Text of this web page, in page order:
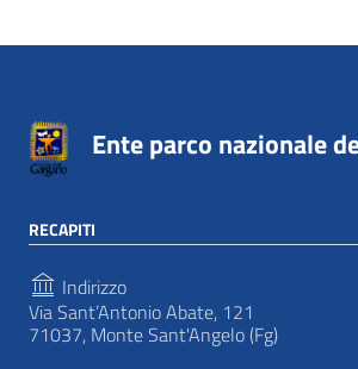
Ente parco nazionale
RECAPITI
Indirizzo
Via Sant’Antonio Abate, 121
71037, Monte Sant'Angelo (Fg)